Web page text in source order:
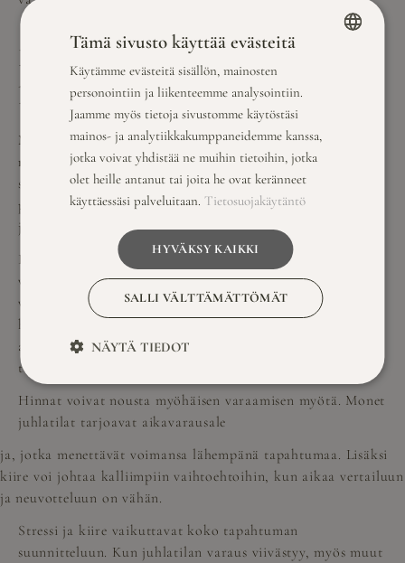
Mitä tapahtuu jos juhlatilan varaa
liian myöhään?
Myöhäinen varaaminen rajoittaa vaihtoehtoja
merkittävästija voi johtaa korkeampiin hintoihin,
stressiin sekä kompromisseihin tilan suhteen. Paras
päivämäärä tai unelmien juhlatila saattaa olla jo varattu,
ja joudut tyytymään toiseen vaihtoehtoon.
Rajoitetut vaihtoehdot ovat suurin haitta myöhäisessä
varaamisessa. Suosituimmat päivämäärät ja parhaat tilat
varautuvat ensimmäisinä, jolloin jäljelle jää vähemmän
houkuttelevia vaihtoehtoja. Saatat joutua muuttamaan
alkuperäisiä suunnitelmiasi merkittävästi tai siirtämään
tapahtumaa toiseen ajankohtaan.
Hinnat voivat nousta myöhäisen varaamisen myötä. Monet
juhlatilat tarjoavat aikavarausale
ja, jotka menettävät voimansa lähempänä tapahtumaa. Lisäksi
kiire voi johtaa kalliimpiin vaihtoehtoihin, kun aikaa vertailuun
ja neuvotteluun on vähän.
Stressi ja kiire vaikuttavat koko tapahtuman
suunnitteluun. Kun juhlatilan varaus viivästyy, myös muut
Tämä sivusto käyttää evästeitä
Käytämme evästeitä sisällön, mainosten
personointiin ja liikenteemme analysointiin.
Jaamme myös tietoja sivustomme käytöstäsi
mainos- ja analytiikkakumppaneidemme kanssa,
jotka voivat yhdistää ne muihin tietoihin, jotka
olet heille antanut tai joita he ovat keränneet
käyttäessäsi palveluitaan. Tietosuojakäytäntö
HYVÄKSY KAIKKI
SALLI VÄLTTÄMÄTTÖMÄT
NÄYTÄ TIEDOT